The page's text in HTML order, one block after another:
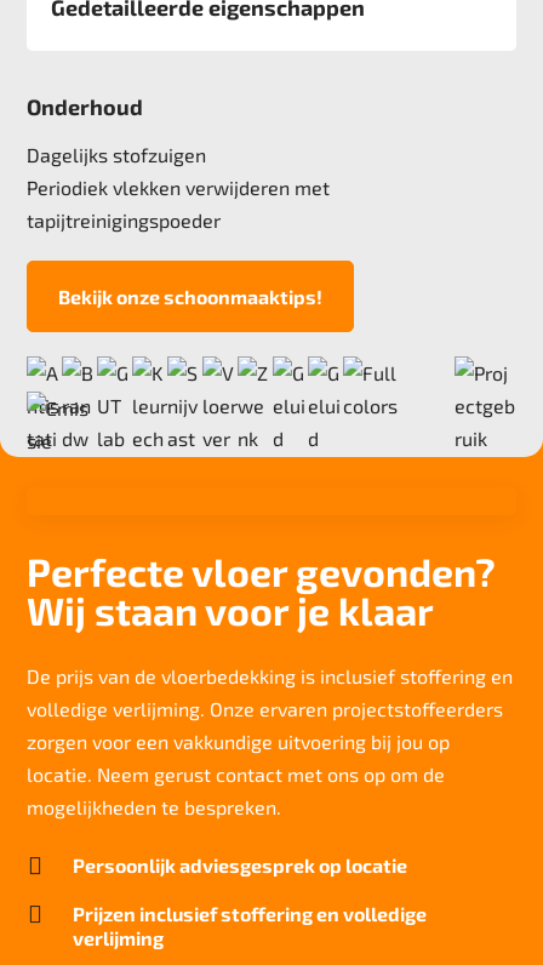
Gedetailleerde eigenschappen
Pool
Poolgewicht
550 gr/m2
2,5 mm
Totale hoogte
5,4 mm
Anti statisch
ja, , 2kv
Deling
Totaal gwicht
3.914 gr/m2
>6
Slijtvastheid NF EN 1307
klasse 33 LC 1+ Rolstoel A
Geluidsisolatie
23 dB
Cfl-S1
Kwaliteitslabel GUT
OC5650AF
Onderhoud
Dagelijks stofzuigen
Periodiek vlekken verwijderen met
tapijtreinigingspoeder
Bekijk onze schoonmaaktips!
Perfecte vloer gevonden?
Wij staan voor je klaar
De prijs van de vloerbedekking is inclusief stoffering en
volledige verlijming. Onze ervaren projectstoffeerders
zorgen voor een vakkundige uitvoering bij jou op
locatie. Neem gerust contact met ons op om de
mogelijkheden te bespreken.
 Persoonlijk adviesgesprek op locatie

Prijzen inclusief stoffering en volledige
verlijming